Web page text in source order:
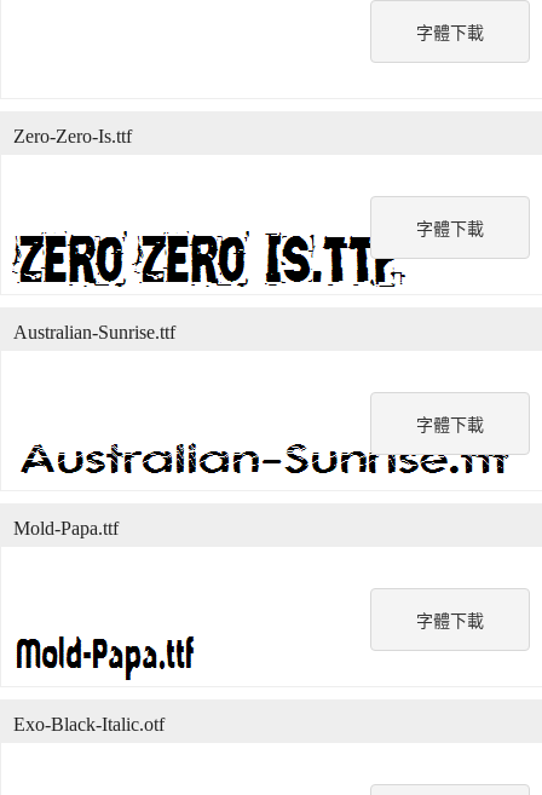
字體下載
字體下載
Zero-Zero-Is.ttf
字體下載
Australian-Sunrise.ttf
字體下載
Mold-Papa.ttf
Exo-Black-Italic.otf